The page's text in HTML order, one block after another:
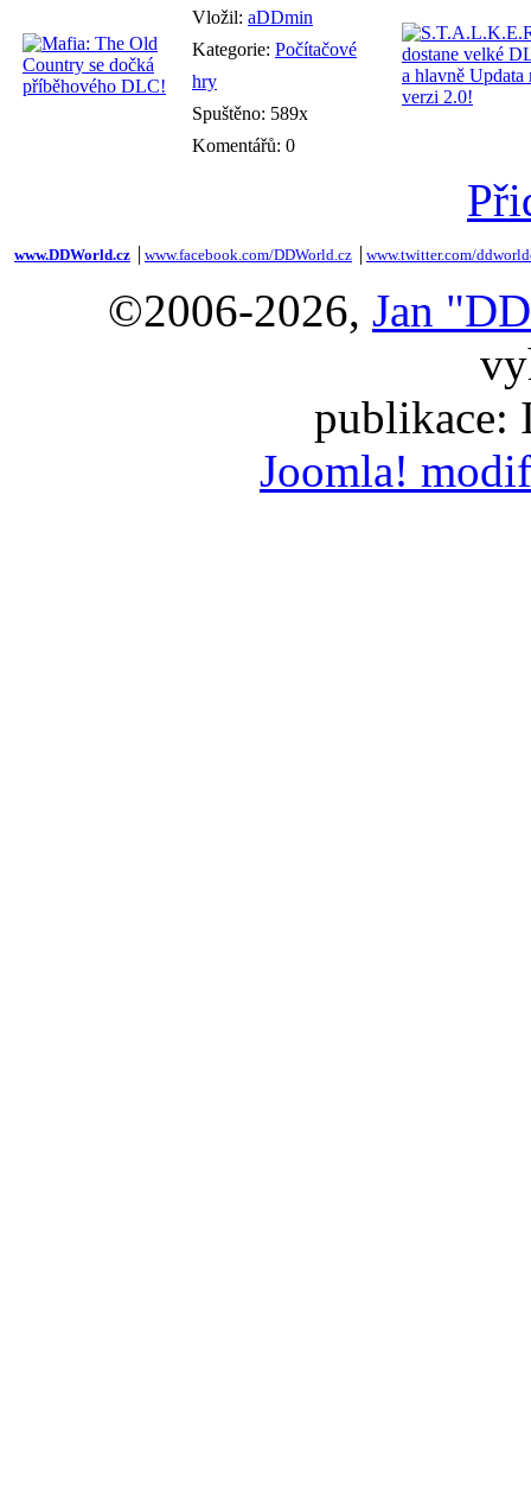
Vložil: aDDmin
Kategorie: Počítačové
hry
Spuštěno: 589x
Komentářů: 0
www.DDWorld.cz www.facebook.com/DDWorld.cz www.twitter.com/
©2006-2026, Jan
publikace:
Joomla!